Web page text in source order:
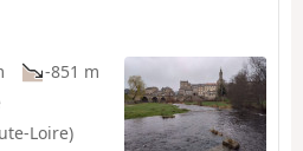
-851 m
Loire)